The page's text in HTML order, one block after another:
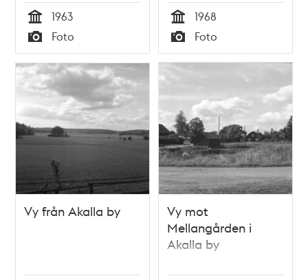
Tid
1963
Typ
Foto Tid
1968
Typ
Foto
Vy från Akalla by
Vy mot
Mellangården i
Akalla by